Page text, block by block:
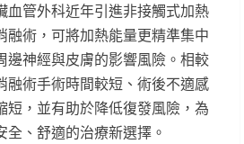
血管外科近年引進非接觸式加熱
融術，可將加熱能量更精準集中
邊神經與皮膚的影響風險。相較
融術手術時間較短、術後不適感
短，並有助於降低復發風險，為
、舒適的治療新選擇。